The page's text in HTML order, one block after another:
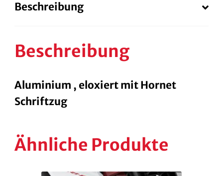
Beschreibung
Beschreibung
Aluminium , eloxiert mit Hornet
Schriftzug
Ähnliche Produkte